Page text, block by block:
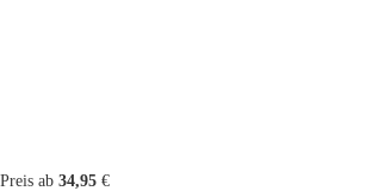
Preis ab 34,95 €